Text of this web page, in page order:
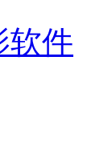
软件